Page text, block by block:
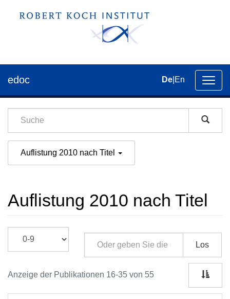
der
edoc De En
Auflistung 2010 nach Titel
Auflistung 2010 nach Titel
Los
Anzeige der Publikationen 16-35 von 55